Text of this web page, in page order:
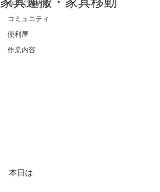
今すぐ始める
コミュニティ
便利屋
作業内容
家具運搬・家具移動
本日は